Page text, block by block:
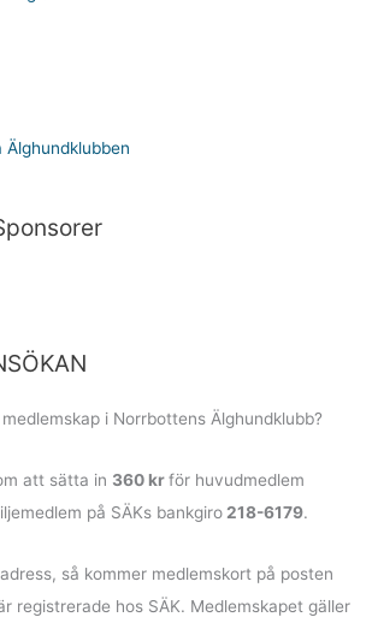
Älghundklubben
i Norrbottens Älghundklubb?
att sätta in 360 krför huvudmedlem
på SÄKs bankgiro 218-6179.
så kommer medlemskort på posten
registrerade hos SÄK. Medlemskapet gäller